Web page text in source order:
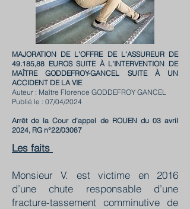
MAJORATION DE L’OFFRE DE L’ASSUREUR DE
49.185,88 EUROS SUITE À L’INTERVENTION DE
MAÎTRE GODDEFROY-GANCEL SUITE À UN
ACCIDENT DE LA VIE
Auteur : Maître Florence GODDEFROY GANCEL
Publié le : 07/04/2024
Arrêt de la Cour d’appel de ROUEN du 03 avril
2024, RG n°22/03087
Les faits
Monsieur V. est victime en 2016
d’une chute responsable d’une
fracture-tassement comminutive de